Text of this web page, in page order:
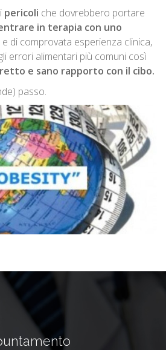
pericoli che dovrebbero portare
in terapia con uno
di comprovata esperienza clinica,
errori alimentari più comuni così
e sano rapporto con il cibo.
passo.